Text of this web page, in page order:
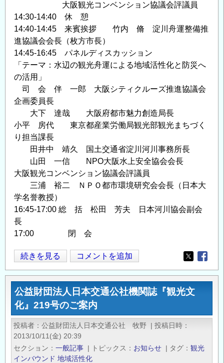
大阪観光コンベンション協議会評議員
14:30-14:40 休 憩
14:40-14:45 来賓挨拶 竹内 脩 淀川舟運整備推
進協議会会長（枚方市長）
14:45-16:45 パネルディスカッション
「テーマ：水辺の観光舟運による地域活性化と防災へ
の活用」
司 会 伴 一郎 大阪シティクルーズ推進協議会
企画委員長
大下 達哉 大阪府都市魅力創造局長
小平 房代 東京都産業労働局観光部観光まちづく
り担当課長
田井中 靖久 国土交通省淀川河川事務所長
山田 一信 NPO大阪水上安全協会会長
大阪観光コンベンション協議会評議員
三浦 裕二 ＮＰＯ都市環境研究会会長（日本大
学名誉教授）
16:45-17:00 総 括 松田 芳夫 日本河川協会副会
長
17:00 閉 会
淀
川
舟
運
シ
ン
ポ
ジ
ウ
続きを見る コメントを追加
Opens in
公益財団法人日本交通公社機関誌『観光文
化』219号のご案内
投稿者 公益財団法人日本交通公社 牧野 | 投稿日時
2013/10/11(金) 20:39
セクション
一般記事 | トピックス お知らせ | タグ
観光
インバウンド 地域活性化